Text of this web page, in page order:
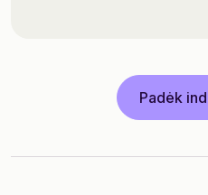
Padėk